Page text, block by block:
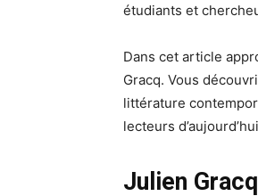
étudiants et
Dans cet article
Gracq. Vous
littérature
lecteurs
Julien